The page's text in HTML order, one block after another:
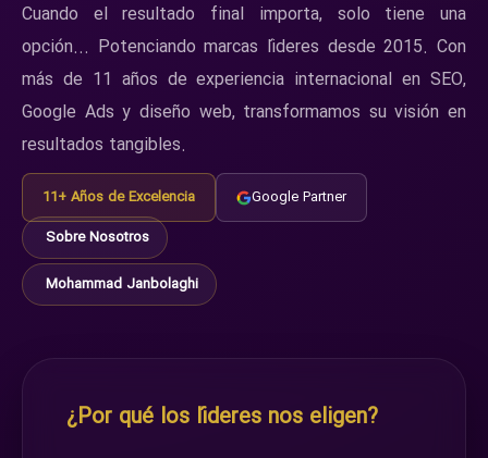
Cuando el resultado final importa, solo tiene una
opción... Potenciando marcas líderes desde 2015. Con
más de 11 años de experiencia internacional en SEO,
Google Ads y diseño web, transformamos su visión en
resultados tangibles.
11+ Años de Excelencia
Google Partner
Sobre Nosotros
Mohammad Janbolaghi
¿Por qué los líderes nos eligen?